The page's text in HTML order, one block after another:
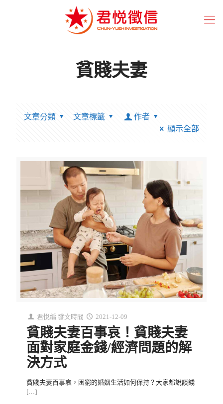
貧賤夫妻
文章分類 文章標籤
作者
顯示全部
君悅編 發文時間 2021-12-09
貧賤夫妻百事哀！貧賤夫妻
面對家庭金錢/經濟問題的解
決方式
貧賤夫妻百事哀，困窮的婚姻生活如何保持？大家都說談錢
[…]